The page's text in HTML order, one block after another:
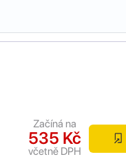
535 Kč
včetně DPH
Začíná na